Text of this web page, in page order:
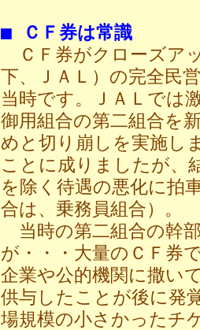
■ ＣＦ券は常識
ＣＦ券がクローズア
下、ＪＡＬ）の完全民
当時です。ＪＡＬでは
御用組合の第二組合を
めと切り崩しを実施し
ことに成りましたが、
を除く待遇の悪化に拍
合は、乗務員組合）。
当時の第二組合の幹
が・・・大量のＣＦ券
企業や公的機関に撒い
供与したことが後に発
場規模の小さかったチ